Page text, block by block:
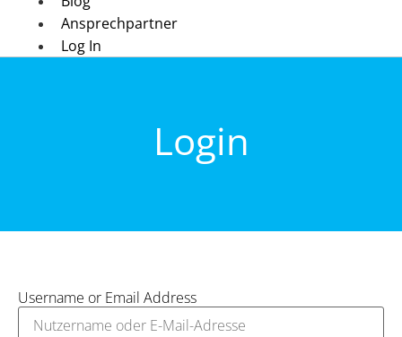
Ansprechpartner
Log In
Login
Username or Email Address